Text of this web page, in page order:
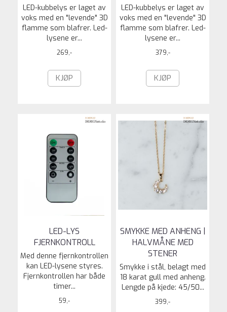
LED-kubbelys er laget av
voks med en "levende" 3D
flamme som blafrer. Led-
lysene er...
269,-
KJØP
LED-kubbelys er laget av
voks med en "levende" 3D
flamme som blafrer. Led-
lysene er...
379,-
KJØP
LED-LYS
FJERNKONTROLL
Med denne fjernkontrollen
kan LED-lysene styres.
Fjernkontrollen har både
timer...
59,-
SMYKKE MED ANHENG |
HALVMÅNE MED
STENER
Smykke i stål, belagt med
18 karat gull med anheng.
Lengde på kjede: 45/50...
399,-